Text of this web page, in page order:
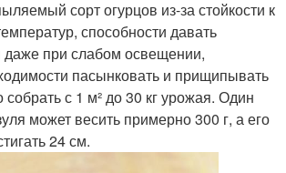
сорт огурцов из-за стойкости к
способности давать
при слабом освещении,
пасынковать и прищипывать
с 1 м² до 30 кг урожая. Один
может весить примерно 300 г, а его
24 см.